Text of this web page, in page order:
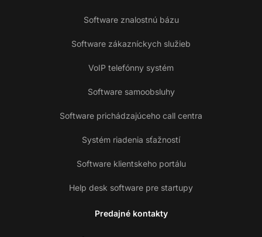
Software znalostnú bázu
Software zákazníckych služieb
VoIP telefónny systém
Software samoobsluhy
Software prichádzajúceho call centra
Systém riadenia sťažností
Software klientskeho portálu
Help desk software pre startupy
Predajné kontakty